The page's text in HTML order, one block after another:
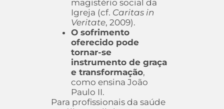
magistério social da
Igreja (cf. Caritas in
Veritate, 2009).
O sofrimento
oferecido pode
tornar-se
instrumento de graça
e transformação,
como ensina João
Paulo II.
Para profissionais da saúde